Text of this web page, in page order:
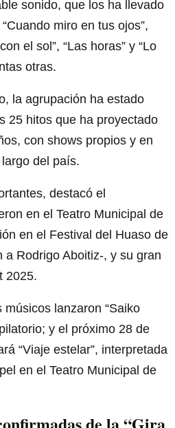
sonido, que los ha llevado
miro en tus ojos”,
el sol”, “Las horas” y “Lo
otras.
la agrupación ha estado
25 hitos que ha proyectado
con shows propios y en
del país.
destacó el
en el Teatro Municipal de
en el Festival del Huaso de
a Rodrigo Aboitiz-, y su gran
2025.
lanzaron “Saiko
y el próximo 28 de
“Viaje estelar”, interpretada
en el Teatro Municipal de